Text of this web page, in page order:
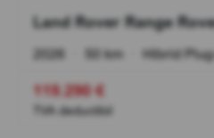
Land Rover Range
2026 50 km Hibrid
119.290 €
TVA deductibil